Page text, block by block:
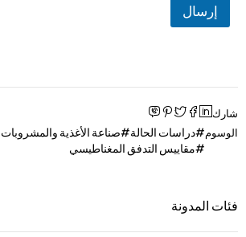
إرسال
شارك
الوسوم
دراسات الحالة
صناعة الأغذية والمشروبات
مقاييس التدفق المغناطيسي
فئات المدونة